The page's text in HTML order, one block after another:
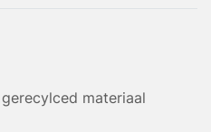
materiaal